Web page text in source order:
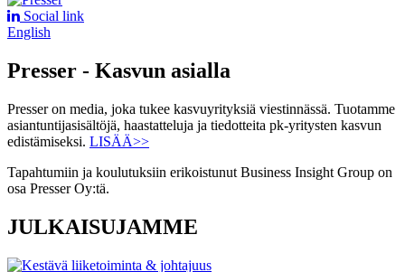
Social link
English
Presser - Kasvun asialla
Presser on media, joka tukee kasvuyrityksiä viestinnässä. Tuotamme
asiantuntijasisältöjä, haastatteluja ja tiedotteita pk-yritysten kasvun
edistämiseksi. LISÄÄ>>
Tapahtumiin ja koulutuksiin erikoistunut Business Insight Group on
osa Presser Oy:tä.
JULKAISUJAMME